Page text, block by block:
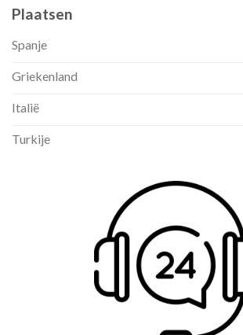
Plaatsen
Spanje
Griekenland
Italië
Turkije